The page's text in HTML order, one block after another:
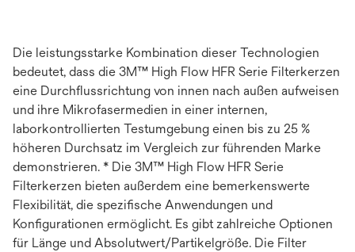
Die leistungsstarke Kombination dieser Technologien
bedeutet, dass die 3M™ High Flow HFR Serie Filterkerzen
eine Durchflussrichtung von innen nach außen aufweisen
und ihre Mikrofasermedien in einer internen,
laborkontrollierten Testumgebung einen bis zu 25 %
höheren Durchsatz im Vergleich zur führenden Marke
demonstrieren. * Die 3M™ High Flow HFR Serie
Filterkerzen bieten außerdem eine bemerkenswerte
Flexibilität, die spezifische Anwendungen und
Konfigurationen ermöglicht. Es gibt zahlreiche Optionen
für Länge und Absolutwert/Partikelgröße. Die Filter